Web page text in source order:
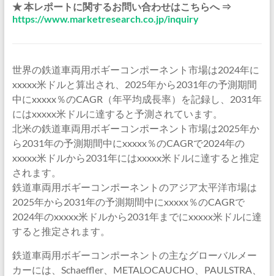
★ 本レポートに関するお問い合わせはこちらへ ⇒
https://www.marketresearch.co.jp/inquiry
世界の鉄道車両用ボギーコンポーネント市場は2024年に
xxxxx米ドルと算出され、2025年から2031年の予測期間
中にxxxxx％のCAGR（年平均成長率）を記録し、2031年
にはxxxxx米ドルに達すると予測されています。
北米の鉄道車両用ボギーコンポーネント市場は2025年か
ら2031年の予測期間中にxxxxx％のCAGRで2024年の
xxxxx米ドルから2031年にはxxxxx米ドルに達すると推定
されます。
鉄道車両用ボギーコンポーネントのアジア太平洋市場は
2025年から2031年の予測期間中にxxxxx％のCAGRで
2024年のxxxxx米ドルから2031年までにxxxxx米ドルに達
すると推定されます。
鉄道車両用ボギーコンポーネントの主なグローバルメー
カーには、Schaeffler、METALOCAUCHO、PAULSTRA、